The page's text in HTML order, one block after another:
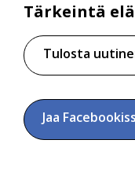
Tärkeintä
Tulosta
Jaa